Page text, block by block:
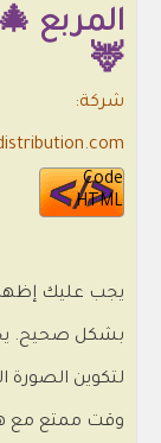
المربع
🦌
شركة:
Code
HTML
يجب عليك
بشكل صحيح.
لتكوين الصورة
وقت ممتع مع